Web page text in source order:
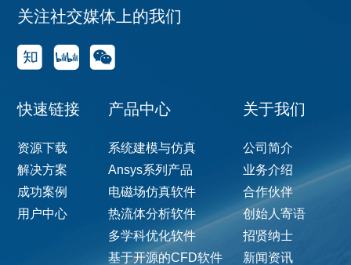
关注社交媒体上的我们
快速链接
资源下载
解决方案
成功案例
用户中心
产品中心
系统建模与仿真
Ansys系列产品
电磁场仿真软件
热流体分析软件
多学科优化软件
基于开源的CFD软件
关于我们
公司简介
业务介绍
合作伙伴
创始人寄语
招贤纳士
新闻资讯